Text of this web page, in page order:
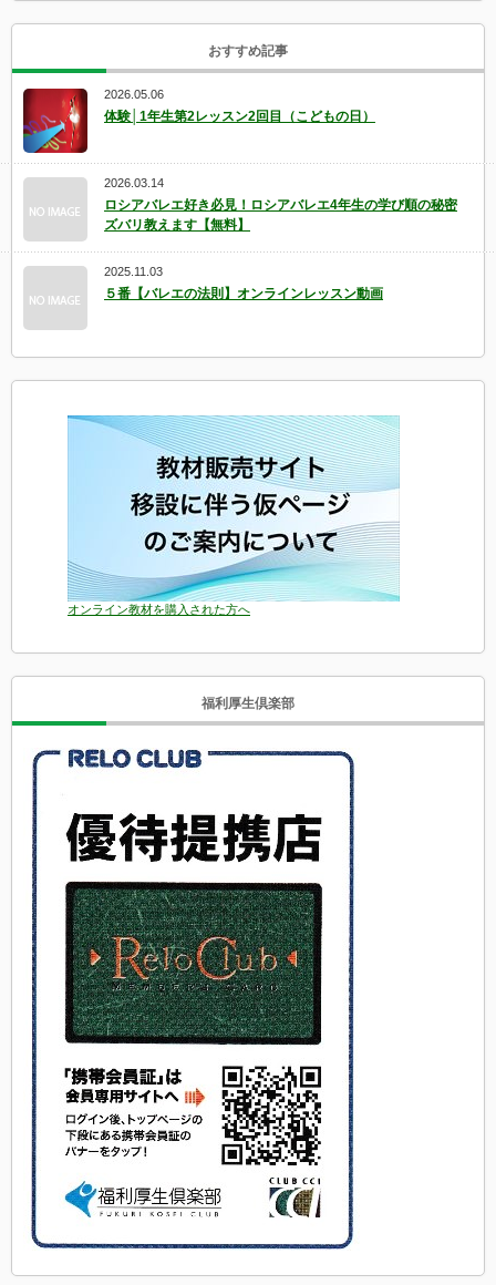
おすすめ記事
2026.05.06
体験│1年生第2レッスン2回目（こどもの日）
2026.03.14
ロシアバレエ好き必見！ロシアバレエ4年生の学び順の秘密
ズバリ教えます【無料】
2025.11.03
５番【バレエの法則】オンラインレッスン動画
オンライン教材を購入された方へ
福利厚生倶楽部